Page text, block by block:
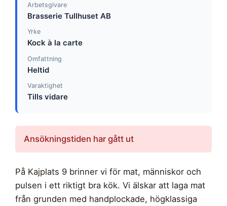
Arbetsgivare
Brasserie Tullhuset AB
Yrke
Kock à la carte
Omfattning
Heltid
Varaktighet
Tills vidare
Ansökningstiden har gått ut
På Kajplats 9 brinner vi för mat, människor och
pulsen i ett riktigt bra kök. Vi älskar att laga mat
från grunden med handplockade, högklassiga